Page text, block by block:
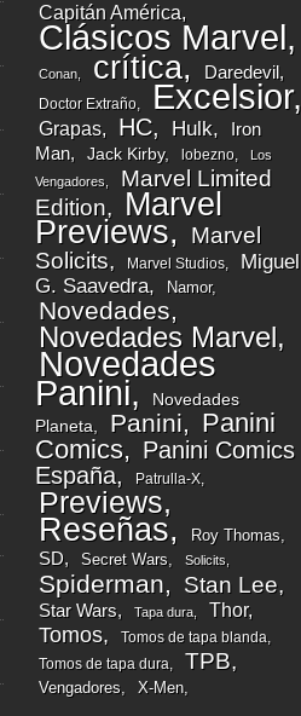
Capitán América
Clásicos Marvel
Conan crítica Daredevil
Doctor Extraño Excelsior
Grapas HC Hulk
Iron
Man
Jack Kirby lobezno
Los
Vengadores
Marvel Limited
Edition
Marvel
Previews
Marvel
Solicits
Marvel Studios
Miguel
G. Saavedra
Namor
Novedades
Novedades Marvel
Novedades
Panini
Novedades
Planeta
Panini
Panini
Comics
Panini Comics
España
Patrulla-X
Previews
Reseñas Roy Thomas
SD Secret Wars Solicits
Spiderman Stan Lee
Star Wars Tapa dura Thor
Tomos
Tomos de tapa blanda
Tomos de tapa dura
TPB
Vengadores X-Men